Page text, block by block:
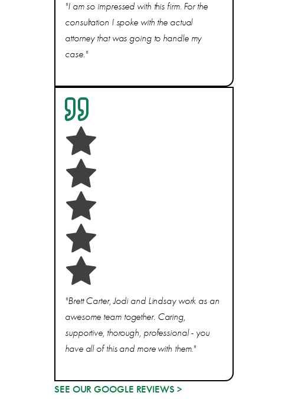
"I am so impressed with this firm. For the
consultation I spoke with the actual
attorney that was going to handle my
case."
"Brett Carter, Jodi and Lindsay work as an
awesome team together. Caring,
supportive, thorough, professional - you
have all of this and more with them."
SEE OUR GOOGLE REVIEWS >